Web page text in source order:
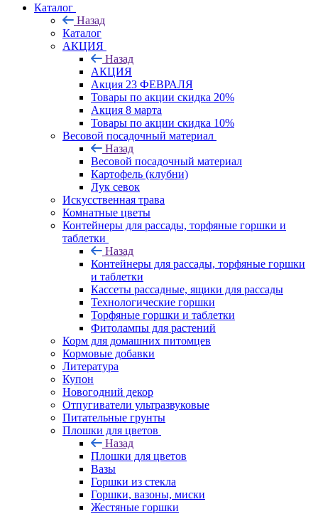
Каталог
Назад
Каталог
АКЦИЯ
Назад
АКЦИЯ
Акция 23 ФЕВРАЛЯ
Товары по акции скидка 20%
Акция 8 марта
Товары по акции скидка 10%
Весовой посадочный материал
Назад
Весовой посадочный материал
Картофель (клубни)
Лук севок
Искусственная трава
Комнатные цветы
Контейнеры для рассады, торфяные горшки и
таблетки
Назад
Контейнеры для рассады, торфяные горшки
и таблетки
Кассеты рассадные, ящики для рассады
Технологические горшки
Торфяные горшки и таблетки
Фитолампы для растений
Корм для домашних питомцев
Кормовые добавки
Литература
Купон
Новогодний декор
Отпугиватели ультразвуковые
Питательные грунты
Плошки для цветов
Назад
Плошки для цветов
Вазы
Горшки из стекла
Горшки, вазоны, миски
Жестяные горшки